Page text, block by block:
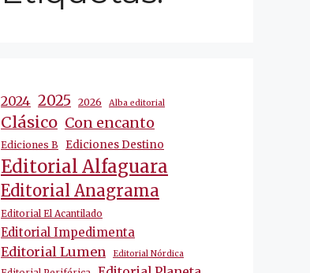
2024 2025 2026 Alba editorial
Clásico Con encanto
Ediciones B Ediciones Destino
Editorial Alfaguara
Editorial Anagrama
Editorial El Acantilado
Editorial Impedimenta
Editorial Lumen Editorial Nórdica